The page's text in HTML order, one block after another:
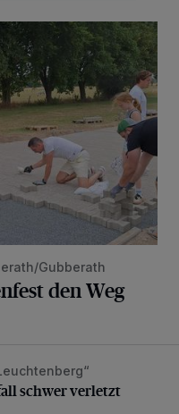
Weg zum Festzelt
Gubberath
den Weg
verletzt
schwer verletzt